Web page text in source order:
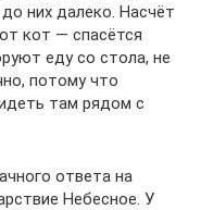
них далеко. Насчёт
кот — спасётся
еду со стола, не
потому что
там рядом с
ответа на
Небесное. У